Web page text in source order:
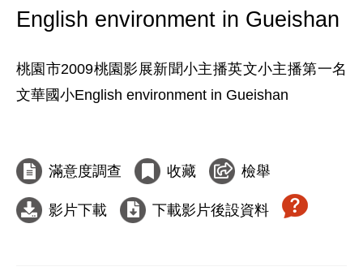
English environment in Gueishan
桃園市2009桃園影展新聞小主播英文小主播第一名
文華國小English environment in Gueishan
滿意度調查 收藏 檢舉
影片下載 下載影片後設資料